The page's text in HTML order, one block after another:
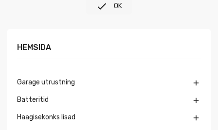
 OK
HEMSIDA
Garage utrustning 
Batteritid 
Haagisekonks lisad 